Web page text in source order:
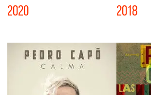
2020 2018